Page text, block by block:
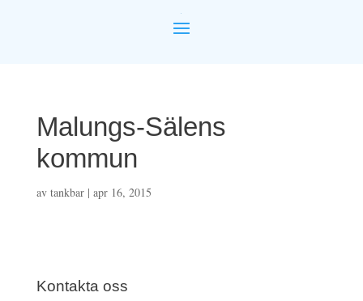
Malungs-Sälens
kommun
av tankbar| apr 16, 2015
Kontakta oss